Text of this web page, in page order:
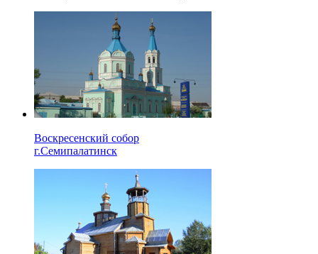
Воскресенский собор
г.Семипалатинск